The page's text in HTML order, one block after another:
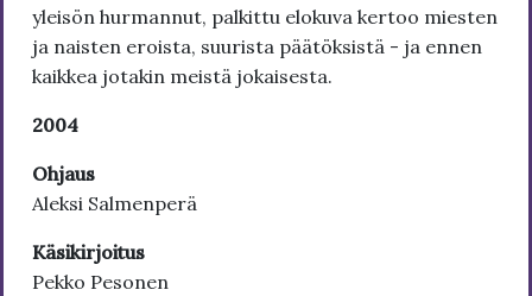
yleisön hurmannut, palkittu elokuva kertoo miesten
ja naisten eroista, suurista päätöksistä - ja ennen
kaikkea jotakin meistä jokaisesta.
2004
Ohjaus
Aleksi Salmenperä
Käsikirjoitus
Pekko Pesonen